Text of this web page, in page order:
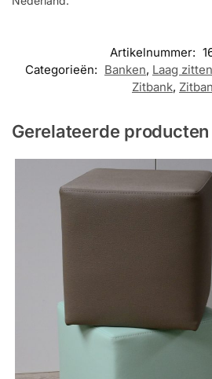
Artikelnummer:
Categorieën: Banken, Laag zitten
Zitbank,
Gerelateerde producten